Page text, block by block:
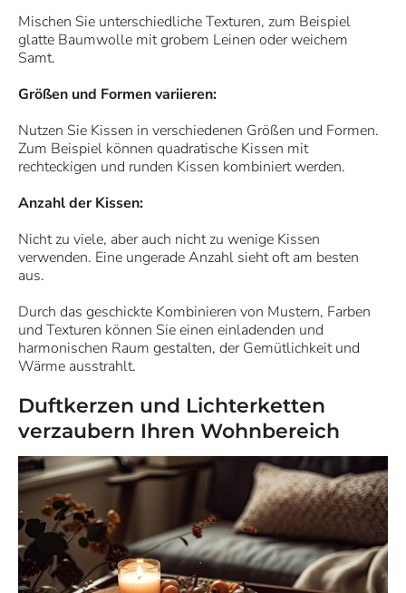
Mischen Sie unterschiedliche Texturen, zum Beispiel
glatte Baumwolle mit grobem Leinen oder weichem
Samt.
Größen und Formen variieren:
Nutzen Sie Kissen in verschiedenen Größen und Formen.
Zum Beispiel können quadratische Kissen mit
rechteckigen und runden Kissen kombiniert werden.
Anzahl der Kissen:
Nicht zu viele, aber auch nicht zu wenige Kissen
verwenden. Eine ungerade Anzahl sieht oft am besten
aus.
Durch das geschickte Kombinieren von Mustern, Farben
und Texturen können Sie einen einladenden und
harmonischen Raum gestalten, der Gemütlichkeit und
Wärme ausstrahlt.
Duftkerzen und Lichterketten
verzaubern Ihren Wohnbereich